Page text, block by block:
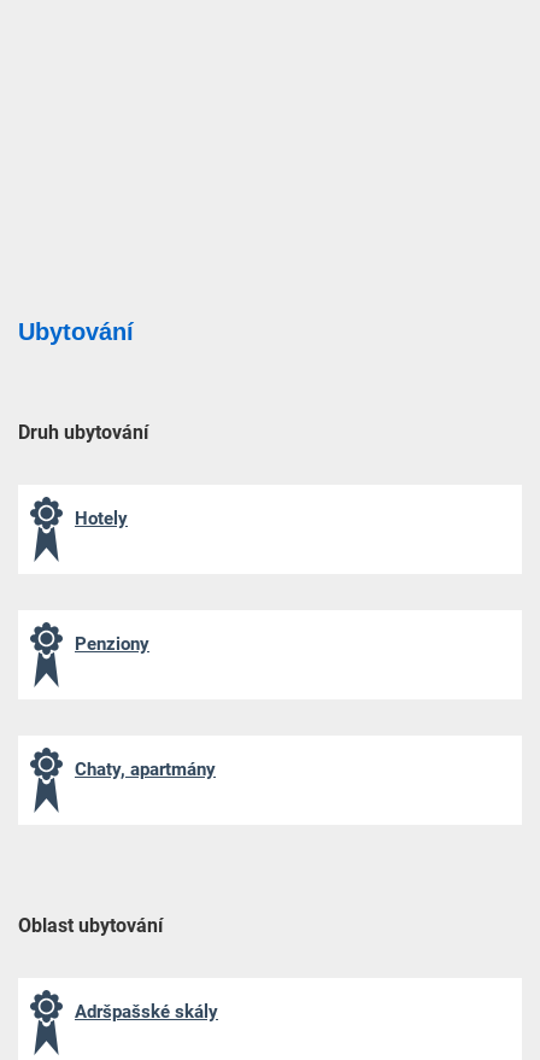
Ubytování
Druh ubytování
Hotely
Penziony
Chaty, apartmány
Oblast ubytování
Adršpašské skály